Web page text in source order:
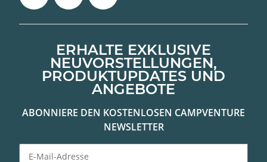
ERHALTE EXKLUSIVE
NEUVORSTELLUNGEN,
PRODUKTUPDATES UND
ANGEBOTE
ABONNIERE DEN KOSTENLOSEN CAMPVENTURE
NEWSLETTER